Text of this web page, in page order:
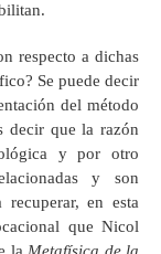
respecto a dichas
Se puede decir
del método
decir que la razón
y por otro
y son
recuperar, en esta
que Nicol